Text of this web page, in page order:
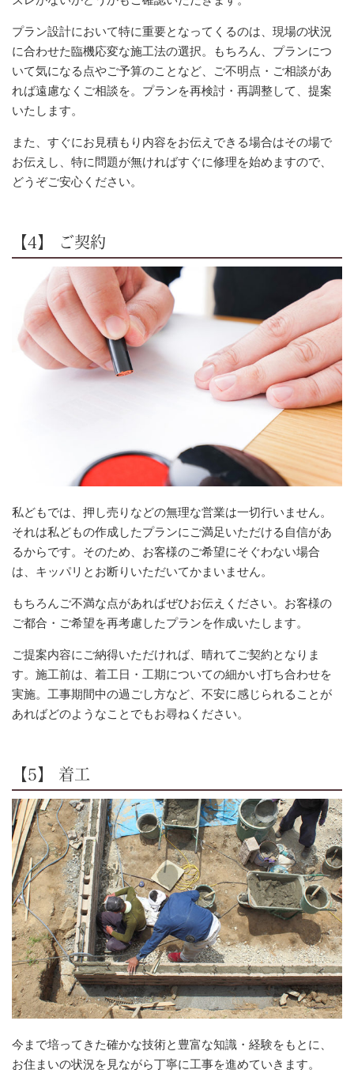
プラン設計において特に重要となってくるのは、現場の状況
に合わせた臨機応変な施工法の選択。もちろん、プランにつ
いて気になる点やご予算のことなど、ご不明点・ご相談があ
れば遠慮なくご相談を。プランを再検討・再調整して、提案
いたします。
また、すぐにお見積もり内容をお伝えできる場合はその場で
お伝えし、特に問題が無ければすぐに修理を始めますので、
どうぞご安心ください。
【4】 ご契約
私どもでは、押し売りなどの無理な営業は一切行いません。
それは私どもの作成したプランにご満足いただける自信があ
るからです。そのため、お客様のご希望にそぐわない場合
は、キッパリとお断りいただいてかまいません。
もちろんご不満な点があればぜひお伝えください。お客様の
ご都合・ご希望を再考慮したプランを作成いたします。
ご提案内容にご納得いただければ、晴れてご契約となりま
す。施工前は、着工日・工期についての細かい打ち合わせを
実施。工事期間中の過ごし方など、不安に感じられることが
あればどのようなことでもお尋ねください。
【5】 着工
今まで培ってきた確かな技術と豊富な知識・経験をもとに、
お住まいの状況を見ながら丁寧に工事を進めていきます。